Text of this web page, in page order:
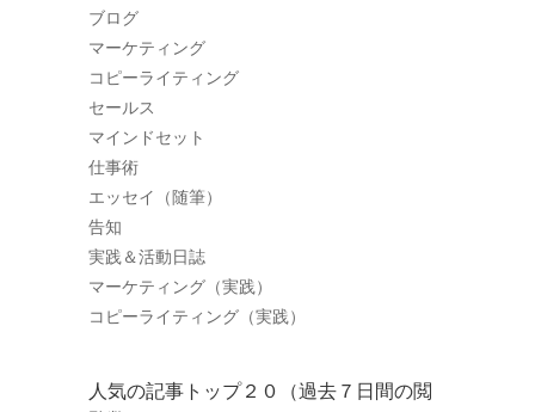
ブログ
マーケティング
コピーライティング
セールス
マインドセット
仕事術
エッセイ（随筆）
告知
実践＆活動日誌
マーケティング（実践）
コピーライティング（実践）
人気の記事トップ２０（過去７日間の閲